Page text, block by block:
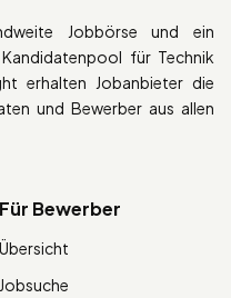
Jobbörse und ein
für Technik
erhalten Jobanbieter die
und Bewerber aus allen
Für Bewerber
Übersicht
Jobsuche